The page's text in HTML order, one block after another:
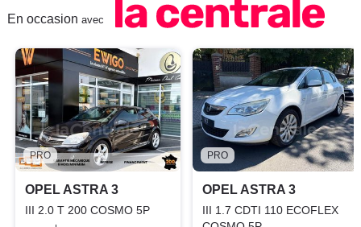
En occasion avec
PRO
OPEL ASTRA 3
III 2.0 T 200 COSMO 5P
PRO
OPEL ASTRA 3
III 1.7 CDTI 110 ECOFLEX